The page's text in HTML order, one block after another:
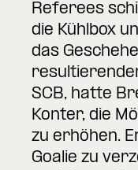
Referees
die Kühlbox
das
SCB, hatte
Konter, die
zu erhöhen.
Goalie zu